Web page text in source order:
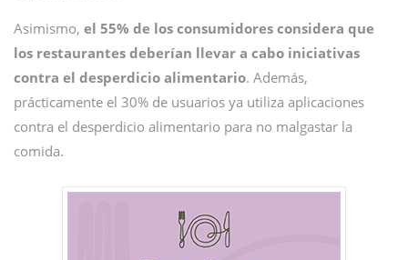
Asimismo, el 55% de los consumidores considera que
los restaurantes deberían llevar a cabo iniciativas
contra el desperdicio alimentario. Además,
prácticamente el 30% de usuarios ya utiliza aplicaciones
contra el desperdicio alimentario para no malgastar la
comida.